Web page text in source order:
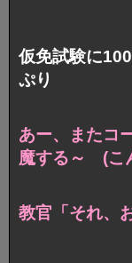
仮免試験に
ぷり
あー、またコ
魔する～ (こ
教官「それ、